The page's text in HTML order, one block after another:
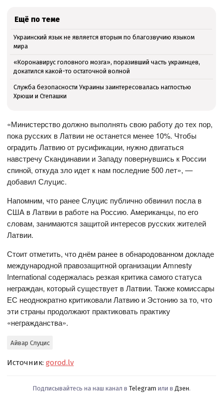
Ещё по теме
Украинский язык не является вторым по благозвучию языком
мира
«Коронавирус головного мозга», поразивший часть украинцев,
докатился какой-то остаточной волной
Служба безопасности Украины заинтересовалась наглостью
Хрюши и Степашки
«Министерство должно выполнять свою работу до тех пор,
пока русских в Латвии не останется менее 10%. Чтобы
оградить Латвию от русификации, нужно двигаться
навстречу Скандинавии и Западу повернувшись к России
спиной, откуда зло идет к нам последние 500 лет», —
добавил Слуцис.
Напомним, что ранее Слуцис публично обвинил посла в
США в Латвии в работе на Россию. Американцы, по его
словам, занимаются защитой интересов русских жителей
Латвии.
Стоит отметить, что днём ранее в обнародованном докладе
международной правозащитной организации Amnesty
International содержалась резкая критика самого статуса
неграждан, который существует в Латвии. Также комиссары
ЕС неоднократно критиковали Латвию и Эстонию за то, что
эти страны продолжают практиковать практику
«негражданства».
Айвар Слуцис
Источник:gorod.lv
Подписывайтесь на наш канал в Telegram или в Дзен.